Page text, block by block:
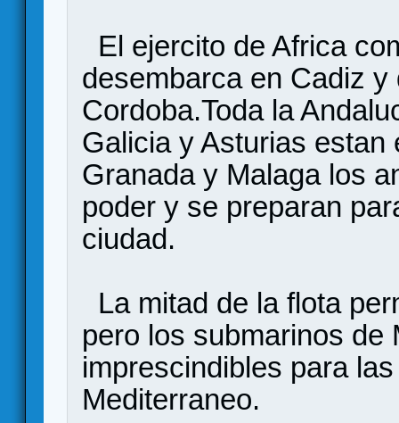
El ejercito de Africa
desembarca en Cadiz
Cordoba.Toda la
Galicia y Asturias
Granada y Malaga los
poder y se preparan
ciudad.
La mitad de la flota
pero los submarinos de
imprescindibles para
Mediterraneo.